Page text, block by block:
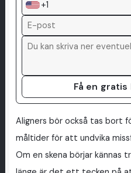
+1
Få en
Aligners bör också tas bort
måltider för att undvika
Om en skena börjar